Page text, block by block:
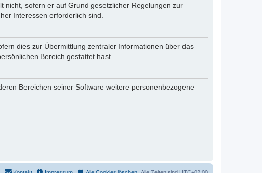
nicht, sofern er auf Grund gesetzlicher Regelungen zur
Interessen erforderlich sind.
dies zur Übermittlung zentraler Informationen über das
Bereich gestattet hast.
Bereichen seiner Software weitere personenbezogene